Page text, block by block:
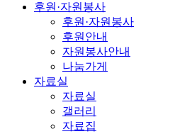
후원·자원봉사
후원·자원봉사
후원안내
자원봉사안내
나눔가게
자료실
자료실
갤러리
자료집